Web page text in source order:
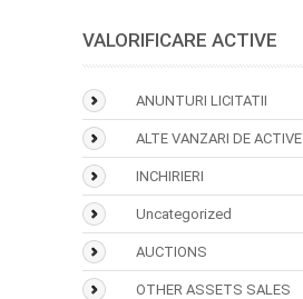
VALORIFICARE ACTIVE
ANUNTURI LICITATII
ALTE VANZARI DE ACTIVE
INCHIRIERI
Uncategorized
AUCTIONS
OTHER ASSETS SALES